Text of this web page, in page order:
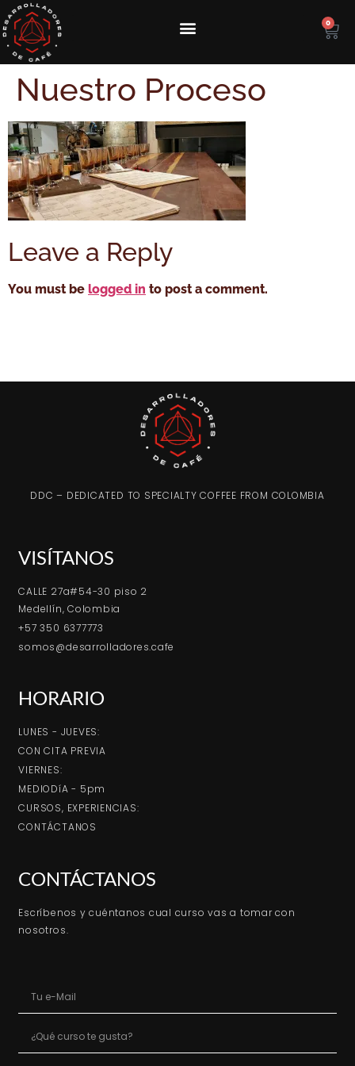
0
Nuestro Proceso
Leave a Reply
You must be logged in to post a comment.
DDC – DEDICATED TO SPECIALTY COFFEE FROM COLOMBIA
VISÍTANOS
CALLE 27a#54-30 piso 2
Medellín, Colombia
+57 350 6377773
somos@desarrolladores.cafe
HORARIO
LUNES - JUEVES:
CON CITA PREVIA
VIERNES:
MEDIODíA - 5pm
CURSOS, EXPERIENCIAS:
CONTÁCTANOS
CONTÁCTANOS
Escríbenos y cuéntanos cual curso vas a tomar con
nosotros.